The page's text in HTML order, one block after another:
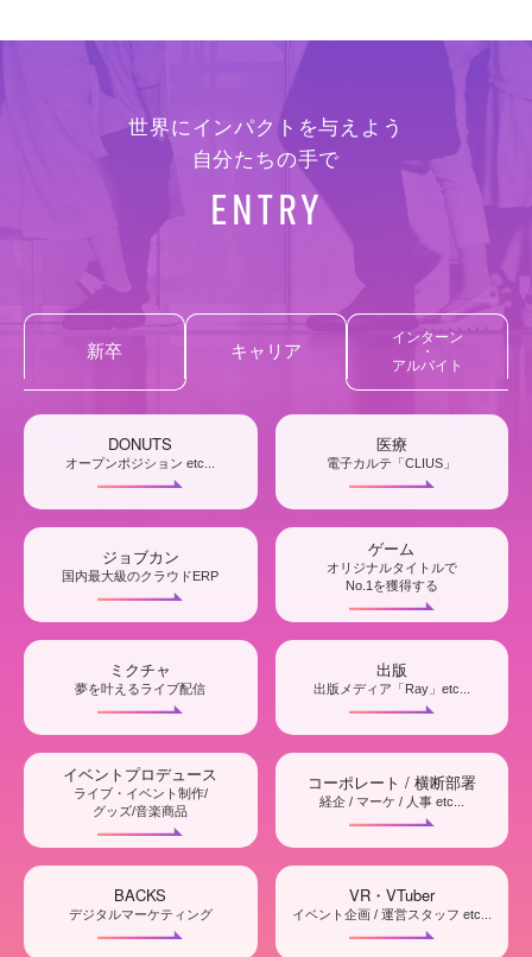
世界にインパクトを与えよう
自分たちの手で
ENTRY
新卒 キャリア
インターン
・
アルバイト
DONUTS
オープンポジション etc...
医療
電子カルテ「CLIUS」
ジョブカン
国内最大級のクラウドERP
ゲーム
オリジナルタイトルで
No.1を獲得する
ミクチャ
夢を叶えるライブ配信
出版
出版メディア「Ray」etc...
イベントプロデュース
ライブ・イベント制作/
グッズ/音楽商品
コーポレート / 横断部署
経企 / マーケ / 人事 etc...
BACKS
デジタルマーケティング
VR・VTuber
イベント企画 / 運営スタッフ etc...